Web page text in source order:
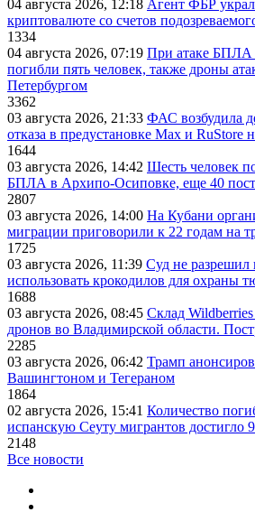
04 августа 2026, 12:18 Агент ФБР
криптовалюте со счетов
1334
04 августа 2026, 07:19 При атаке БПЛА
погибли пять человек, также дроны
Петербургом
3362
03 августа 2026, 21:33 ФАС возбудила
отказа в предустановке Max и RuStore
1644
03 августа 2026, 14:42 Шесть человек
БПЛА в Архипо-Осиповке, еще 40
2807
03 августа 2026, 14:00 На Кубани
миграции приговорили к 22 годам на
1725
03 августа 2026, 11:39 Суд не разрешил
использовать крокодилов для охраны
1688
03 августа 2026, 08:45 Склад Wildberries
дронов во Владимирской области.
2285
03 августа 2026, 06:42 Трамп
Вашингтоном и Тегераном
1864
02 августа 2026, 15:41 Количество
испанскую Сеуту мигрантов достигло
2148
Все новости